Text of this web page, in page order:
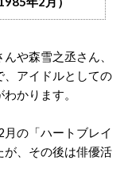
や森雪之丞さん、
、アイドルとしての
かります。
の「ハートブレイ
が、その後は俳優活